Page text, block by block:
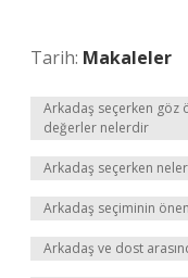
Tarih: Makaleler
Arkadaş seçerken göz
değerler nelerdir
Arkadaş seçerken
Arkadaş seçiminin
Arkadaş ve dost